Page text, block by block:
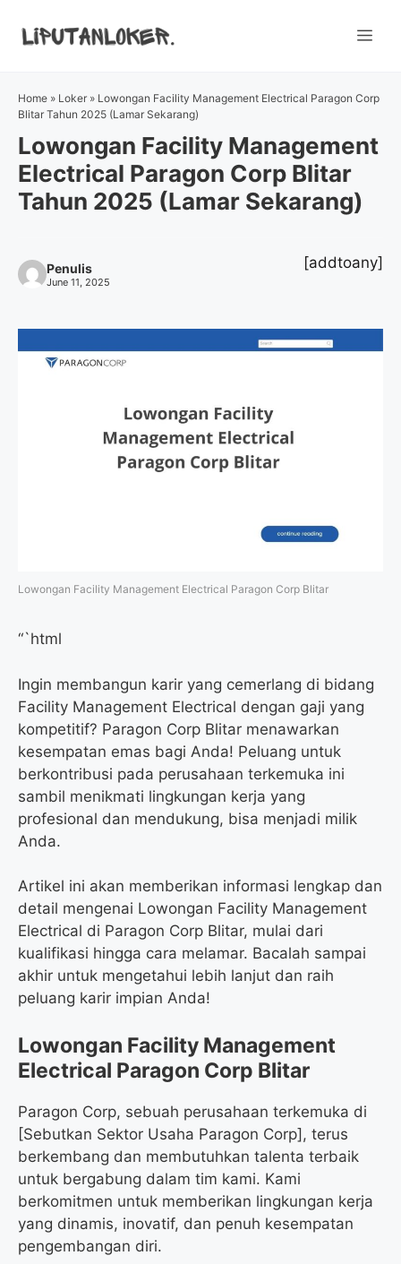
Home » Loker » Lowongan Facility Management Electrical Paragon Corp
Blitar Tahun 2025 (Lamar Sekarang)
Lowongan Facility Management
Electrical Paragon Corp Blitar
Tahun 2025 (Lamar Sekarang)
Penulis
June 11, 2025
[addtoany]
Lowongan Facility Management Electrical Paragon Corp Blitar
“`html
Ingin membangun karir yang cemerlang di bidang
Facility Management Electrical dengan gaji yang
kompetitif? Paragon Corp Blitar menawarkan
kesempatan emas bagi Anda! Peluang untuk
berkontribusi pada perusahaan terkemuka ini
sambil menikmati lingkungan kerja yang
profesional dan mendukung, bisa menjadi milik
Anda.
Artikel ini akan memberikan informasi lengkap dan
detail mengenai Lowongan Facility Management
Electrical di Paragon Corp Blitar, mulai dari
kualifikasi hingga cara melamar. Bacalah sampai
akhir untuk mengetahui lebih lanjut dan raih
peluang karir impian Anda!
Lowongan Facility Management
Electrical Paragon Corp Blitar
Paragon Corp, sebuah perusahaan terkemuka di
[Sebutkan Sektor Usaha Paragon Corp], terus
berkembang dan membutuhkan talenta terbaik
untuk bergabung dalam tim kami. Kami
berkomitmen untuk memberikan lingkungan kerja
yang dinamis, inovatif, dan penuh kesempatan
pengembangan diri.